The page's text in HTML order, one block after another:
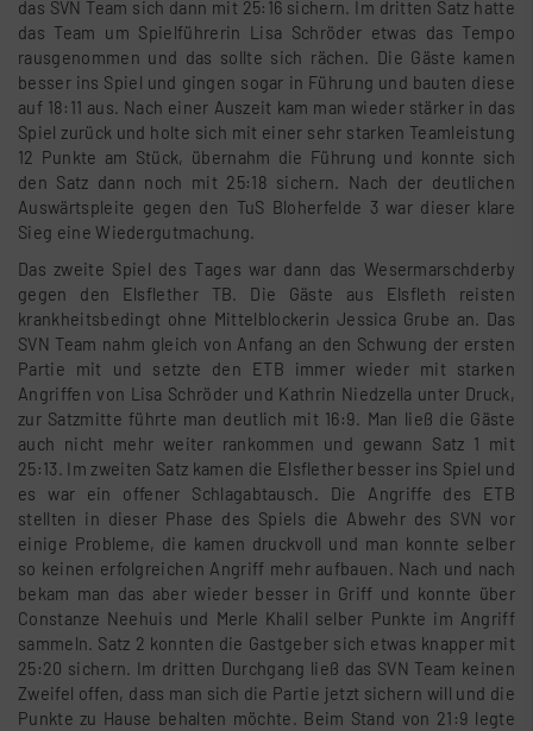
das SVN Team sich dann mit 25:16 sichern. Im dritten Satz hatte
das Team um Spielführerin Lisa Schröder etwas das Tempo
rausgenommen und das sollte sich rächen. Die Gäste kamen
besser ins Spiel und gingen sogar in Führung und bauten diese
auf 18:11 aus. Nach einer Auszeit kam man wieder stärker in das
Spiel zurück und holte sich mit einer sehr starken Teamleistung
12 Punkte am Stück, übernahm die Führung und konnte sich
den Satz dann noch mit 25:18 sichern. Nach der deutlichen
Auswärtspleite gegen den TuS Bloherfelde 3 war dieser klare
Sieg eine Wiedergutmachung.
Das zweite Spiel des Tages war dann das Wesermarschderby
gegen den Elsflether TB. Die Gäste aus Elsfleth reisten
krankheitsbedingt ohne Mittelblockerin Jessica Grube an. Das
SVN Team nahm gleich von Anfang an den Schwung der ersten
Partie mit und setzte den ETB immer wieder mit starken
Angriffen von Lisa Schröder und Kathrin Niedzella unter Druck,
zur Satzmitte führte man deutlich mit 16:9. Man ließ die Gäste
auch nicht mehr weiter rankommen und gewann Satz 1 mit
25:13. Im zweiten Satz kamen die Elsflether besser ins Spiel und
es war ein offener Schlagabtausch. Die Angriffe des ETB
stellten in dieser Phase des Spiels die Abwehr des SVN vor
einige Probleme, die kamen druckvoll und man konnte selber
so keinen erfolgreichen Angriff mehr aufbauen. Nach und nach
bekam man das aber wieder besser in Griff und konnte über
Constanze Neehuis und Merle Khalil selber Punkte im Angriff
sammeln. Satz 2 konnten die Gastgeber sich etwas knapper mit
25:20 sichern. Im dritten Durchgang ließ das SVN Team keinen
Zweifel offen, dass man sich die Partie jetzt sichern will und die
Punkte zu Hause behalten möchte. Beim Stand von 21:9 legte